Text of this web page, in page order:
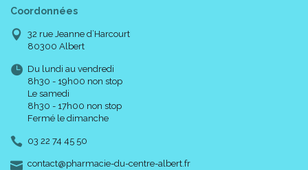
Coordonnées
32 rue Jeanne d’Harcourt
80300 Albert
Du lundi au vendredi
8h30 - 19h00 non stop
Le samedi
8h30 - 17h00 non stop
Fermé le dimanche
03 22 74 45 50
contact-
@-
pharmacie-du-centre-albert.fr